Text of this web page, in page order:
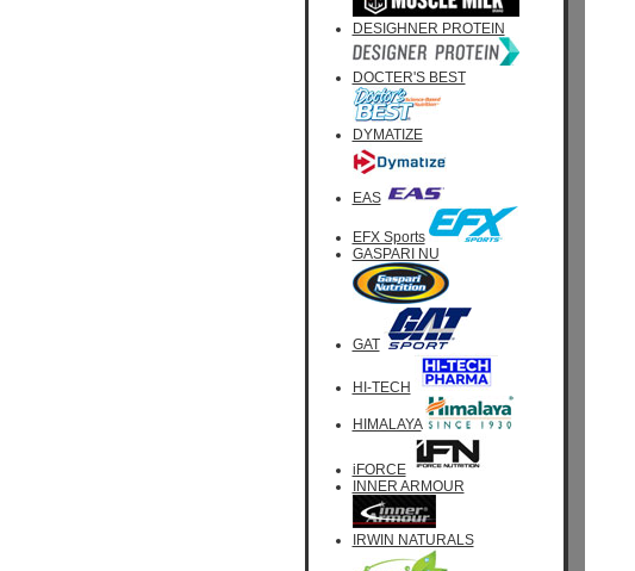
DESIGHNER PROTEIN
DOCTER'S BEST
DYMATIZE
EAS
EFX Sports
GASPARI NU
GAT
HI-TECH
HIMALAYA
iFORCE
INNER ARMOUR
IRWIN NATURALS